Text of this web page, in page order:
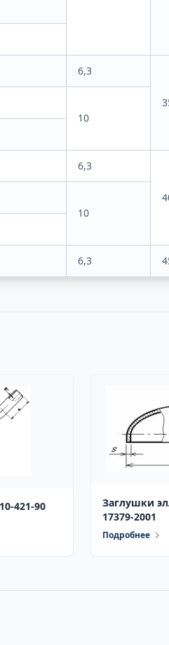
6,3
10
6,3
10
6,3
421-90
Заглушки
17379-2001
Подробнее